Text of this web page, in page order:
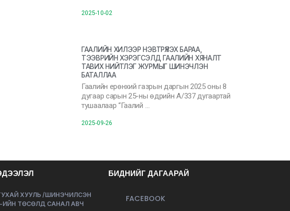
2025-10-02
ГААЛИЙН ХИЛЭЭР НЭВТРҮҮЛЭХ БАРАА,
ТЭЭВРИЙН ХЭРЭГСЭЛД ГААЛИЙН ХЯНАЛТ
ТАВИХ НИЙТЛЭГ ЖУРМЫГ ШИНЭЧЛЭН
БАТАЛЛАА
Гаалийн ерөнхий газрын даргын 2025 оны 8
дугаар сарын 25-ны өдрийн А/337 дугаартай
тушаалаар “Гаалий …
2025-09-26
ХУУЛЬ /ШИНЭЧИЛСЭН
ИЙН ТӨСӨЛД САНАЛ АВЧ
БИДНИЙГ ДАГААРАЙ
FACEBOOK